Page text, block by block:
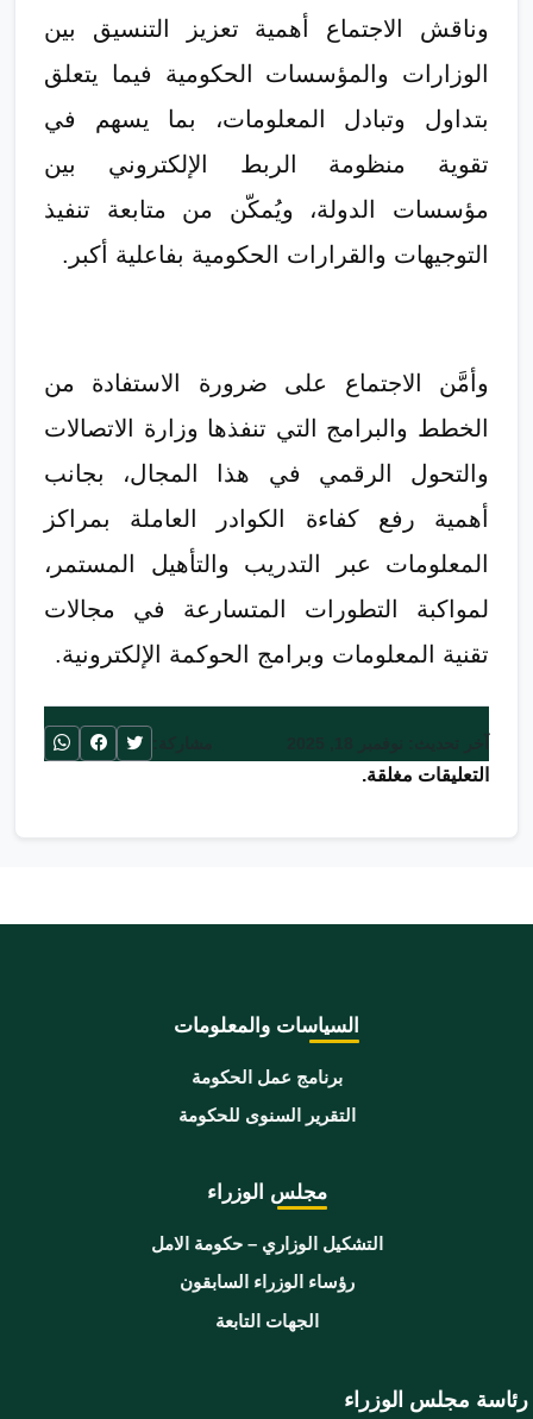
وناقش الاجتماع أهمية تعزيز التنسيق بين
الوزارات والمؤسسات الحكومية فيما يتعلق
بتداول وتبادل المعلومات، بما يسهم في
تقوية منظومة الربط الإلكتروني بين
مؤسسات الدولة، ويُمكّن من متابعة تنفيذ
التوجيهات والقرارات الحكومية بفاعلية أكبر.
وأمَّن الاجتماع على ضرورة الاستفادة من
الخطط والبرامج التي تنفذها وزارة الاتصالات
والتحول الرقمي في هذا المجال، بجانب
أهمية رفع كفاءة الكوادر العاملة بمراكز
المعلومات عبر التدريب والتأهيل المستمر،
لمواكبة التطورات المتسارعة في مجالات
تقنية المعلومات وبرامج الحوكمة الإلكترونية.
التعليقات مغلقة.
السياسات والمعلومات
برنامج عمل الحكومة
التقرير السنوى للحكومة
مجلس الوزراء
التشكيل الوزاري – حكومة الامل
رؤساء الوزراء السابقون
الجهات التابعة
رئاسة مجلس الوزراء